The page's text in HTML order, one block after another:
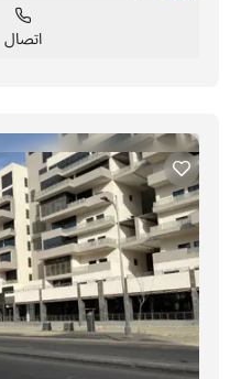
اتصال